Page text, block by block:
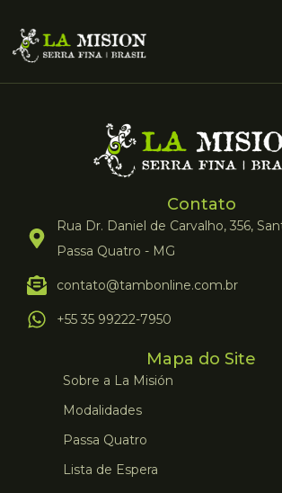
Contato
Rua Dr. Daniel de Carvalho, 356,
Passa Quatro - MG
contato@tambonline.com.br
+55 35 99222-7950
Mapa do Site
Sobre a La Misión
Modalidades
Passa Quatro
Lista de Espera